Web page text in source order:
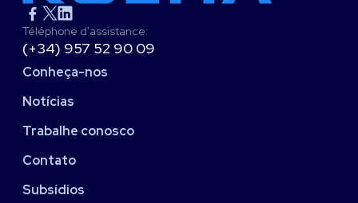
Téléphone d'assistance:
(+34) 957 52 90 09
Conheça-nos
Notícias
Trabalhe conosco
Contato
Subsídios